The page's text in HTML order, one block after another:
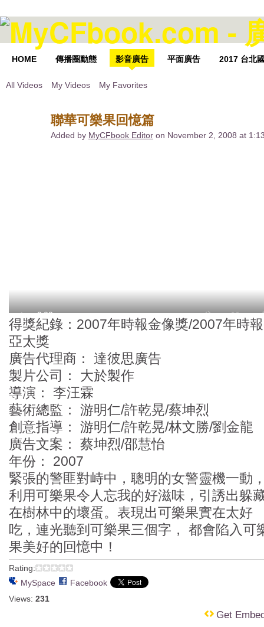
HOME 傳播圈動態 影音廣告 平面廣告 2017 台北
All Videos My Videos My Favorites
聯華可樂果回憶篇
Added by MyCFbook Editor on November 2, 2008 at
得獎紀錄：2007年時報金像獎/2007年時報
亞太獎
廣告代理商： 達彼思廣告
製片公司： 大於製作
導演： 李汪霖
藝術總監： 游明仁/許乾晃/蔡坤烈
創意指導： 游明仁/許乾晃/林文勝/劉金龍
廣告文案： 蔡坤烈/邵慧怡
年份： 2007
緊張的警匪對峙中，聰明的女警靈機一動
利用可樂果令人忘我的好滋味，引誘出躲
在樹林中的壞蛋。表現出可樂果實在太好
吃，連光聽到可樂果三個字， 都會陷入可
果美好的回憶中！
Rating:
MySpace
Facebook
Views: 231
Get